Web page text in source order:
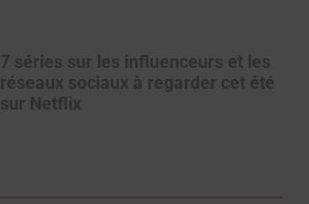
7 séries sur les influenceurs et les
réseaux sociaux à regarder cet été
sur Netflix